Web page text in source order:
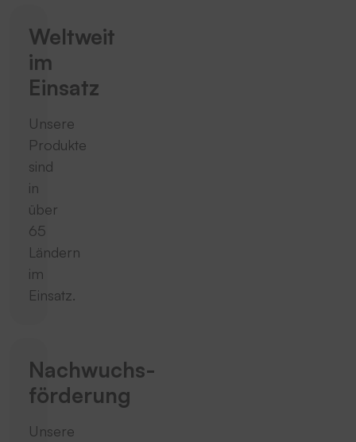
Weltweit
im
Einsatz
Unsere
Produkte
sind
in
über
65
Ländern
im
Einsatz.
Nachwuchs­
förderung
Unsere